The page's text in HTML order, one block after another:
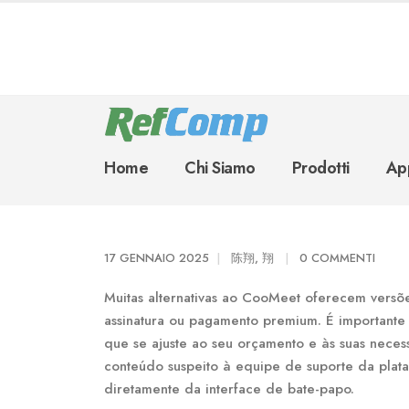
Home Chi Siamo Prodotti
17 GENNAIO 2025 陈翔, 翔 0 COMMENTI
Muitas alternativas ao CooMeet oferecem
assinatura ou pagamento premium. É
que se ajuste ao seu orçamento e às suas
conteúdo suspeito à equipe de suporte da
diretamente da interface de bate-papo.